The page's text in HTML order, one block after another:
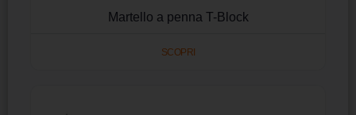
Martello a penna T-Block
SCOPRI